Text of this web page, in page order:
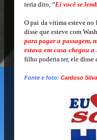
teria dito, “Ei você se
O pai da vítima esteve no
disse que esteve com
para pagar a passagem,
estava em casa chegou
filho poderia ter, ele disse
Fonte e foto: Cardoso Silva